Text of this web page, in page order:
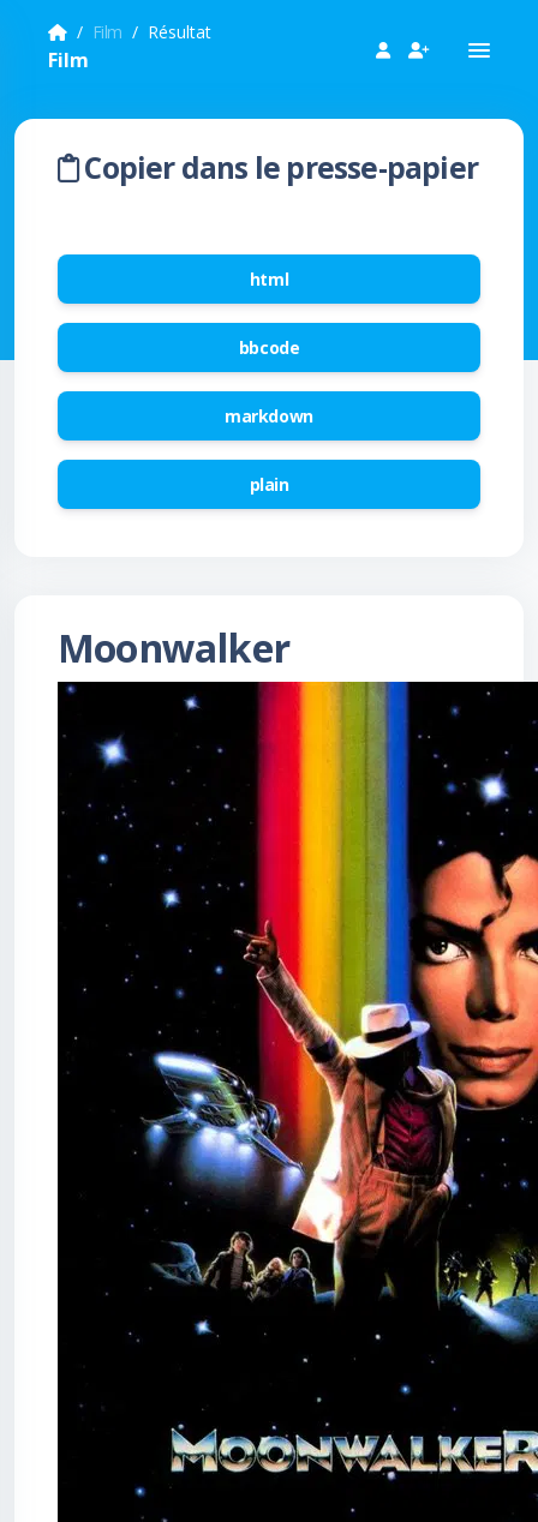
Film Résultat
Film
Copier dans le presse-papier
html
bbcode
markdown
plain
Moonwalker